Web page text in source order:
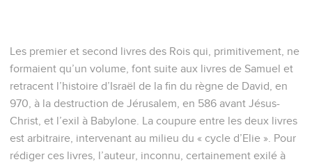
Les premier et second livres des Rois qui, primitivement, ne
formaient qu’un volume, font suite aux livres de Samuel et
retracent l’histoire d’Israël de la fin du règne de David, en
970, à la destruction de Jérusalem, en 586 avant Jésus-
Christ, et l’exil à Babylone. La coupure entre les deux livres
est arbitraire, intervenant au milieu du « cycle d’Elie ». Pour
rédiger ces livres, l’auteur, inconnu, certainement exilé à